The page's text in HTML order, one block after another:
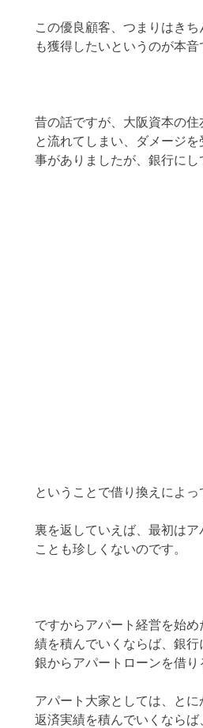
この優良顧客、つまりはき
も獲得したいというのが本音
昔の話ですが、大阪資本の
と流れてしまい、ダメージ
事がありましたが、銀行に
ということで借り換えによ
裏を返していえば、最初は
ことも珍しくないのです。
ですからアパート経営を始
績を積んでいくならば、銀
銀からアパートローンを借り
アパート大家としては、と
返済実績を積んでいくなら